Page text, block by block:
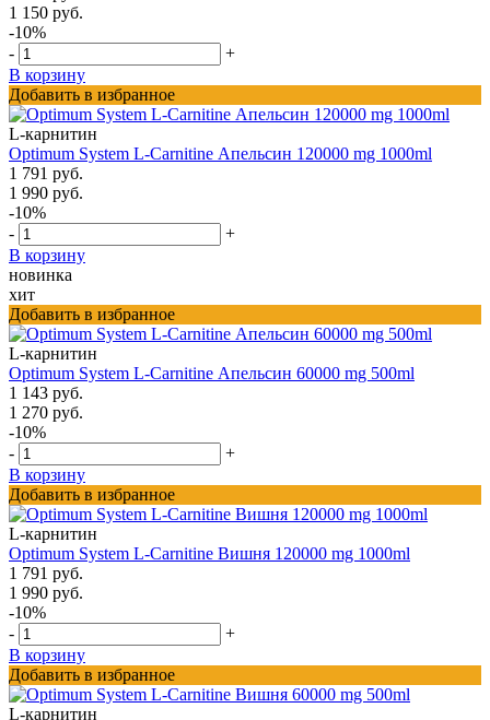
1 150 руб.
-10%
-
+
В корзину
Добавить в избранное
L-карнитин
Optimum System L-Carnitine Апельсин 120000 mg 1000ml
1 791 руб.
1 990 руб.
-10%
-
+
В корзину
новинка
хит
Добавить в избранное
L-карнитин
Optimum System L-Carnitine Апельсин 60000 mg 500ml
1 143 руб.
1 270 руб.
-10%
-
+
В корзину
Добавить в избранное
L-карнитин
Optimum System L-Carnitine Вишня 120000 mg 1000ml
1 791 руб.
1 990 руб.
-10%
-
+
В корзину
Добавить в избранное
L-карнитин